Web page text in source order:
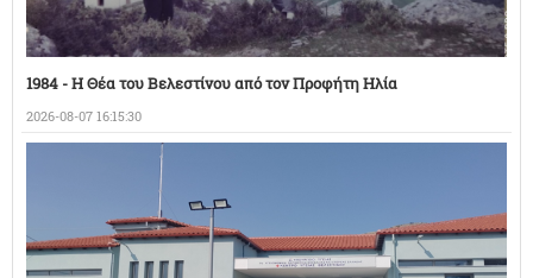
1984 - Η Θέα του Βελεστίνου από τον Προφήτη Ηλία
2026-08-07 16:15:30